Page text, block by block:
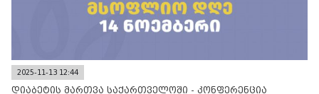
2025-11-13 12:44
დიაბეტის მართვა საქართველოში - კონფერენცია